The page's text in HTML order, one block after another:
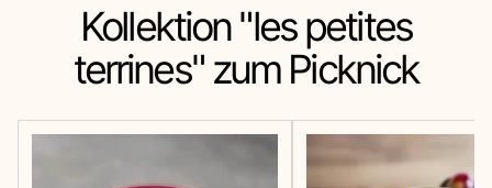
Kollektion"les petites
terrines"zum Picknick